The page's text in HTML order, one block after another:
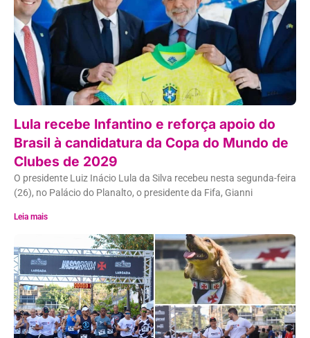
Lula recebe Infantino e reforça apoio do
Brasil à candidatura da Copa do Mundo de
Clubes de 2029
O presidente Luiz Inácio Lula da Silva recebeu nesta segunda-feira
(26), no Palácio do Planalto, o presidente da Fifa, Gianni
Leia mais